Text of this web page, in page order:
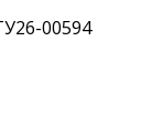
00594